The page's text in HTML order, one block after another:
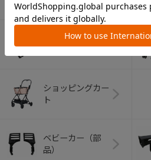
アウトドアグッズ
ショッピングカー
ト
ベビーカー（部
品）